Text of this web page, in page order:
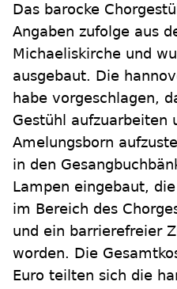
Das barocke
Angaben zufolge aus
Michaeliskirche und
ausgebaut. Die
habe vorgeschlagen,
Gestühl aufzuarbeiten
Amelungsborn
in den
Lampen eingebaut,
im Bereich des
und ein barrierefreier
worden. Die
Euro teilten sich die